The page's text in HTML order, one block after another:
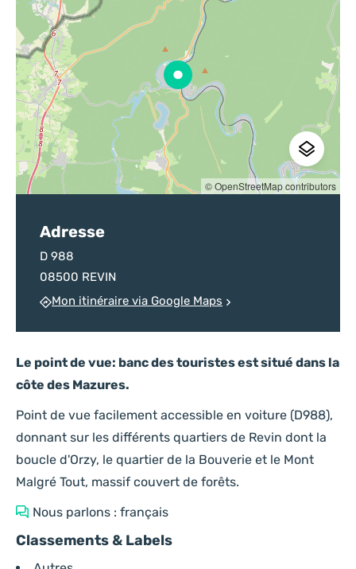
Le point de vue: banc des touristes est situé dans la
côte des Mazures.
Point de vue facilement accessible en voiture (D988),
donnant sur les différents quartiers de Revin dont la
boucle d'Orzy, le quartier de la Bouverie et le Mont
Malgré Tout, massif couvert de forêts.
Nous parlons : français
Classements & Labels
© OpenStreetMap contributors
Adresse
D 988
08500 REVIN
Mon itinéraire via Google Maps